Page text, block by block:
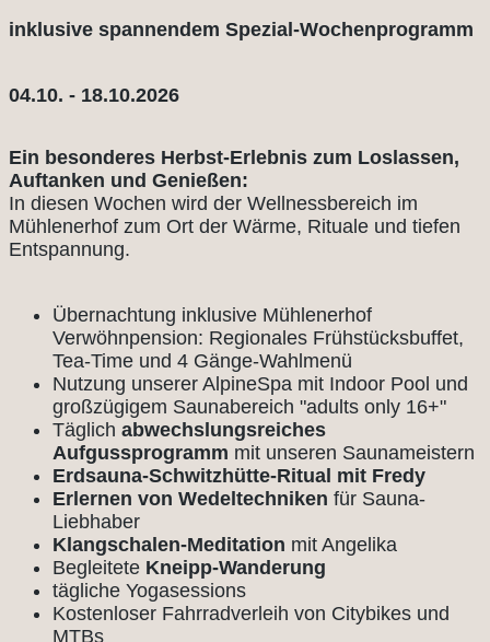
inklusive spannendem Spezial-Wochenprogramm
04.10. - 18.10.2026
Ein besonderes Herbst-Erlebnis zum Loslassen,
Auftanken und Genießen:
In diesen Wochen wird der Wellnessbereich im
Mühlenerhof zum Ort der Wärme, Rituale und tiefen
Entspannung.
Übernachtung inklusive Mühlenerhof
Verwöhnpension: Regionales Frühstücksbuffet,
Tea-Time und 4 Gänge-Wahlmenü
Nutzung unserer AlpineSpa mit Indoor Pool und
großzügigem Saunabereich "adults only 16+"
Täglich abwechslungsreiches
Aufgussprogramm mit unseren Saunameistern
Erdsauna-Schwitzhütte-Ritual mit Fredy
Erlernen von Wedeltechniken für Sauna-
Liebhaber
Klangschalen-Meditation mit Angelika
Begleitete Kneipp-Wanderung
tägliche Yogasessions
Kostenloser Fahrradverleih von Citybikes und
MTBs